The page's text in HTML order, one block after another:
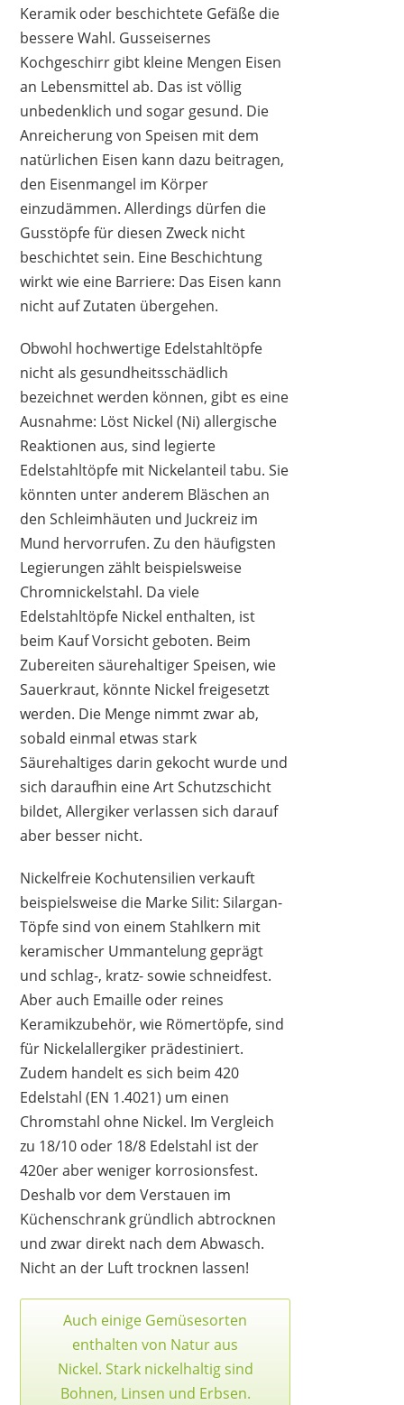
Keramik oder beschichtete Gefäße die
bessere Wahl. Gusseisernes
Kochgeschirr gibt kleine Mengen Eisen
an Lebensmittel ab. Das ist völlig
unbedenklich und sogar gesund. Die
Anreicherung von Speisen mit dem
natürlichen Eisen kann dazu beitragen,
den Eisenmangel im Körper
einzudämmen. Allerdings dürfen die
Gusstöpfe für diesen Zweck nicht
beschichtet sein. Eine Beschichtung
wirkt wie eine Barriere: Das Eisen kann
nicht auf Zutaten übergehen.
Obwohl hochwertige Edelstahltöpfe
nicht als gesundheitsschädlich
bezeichnet werden können, gibt es eine
Ausnahme: Löst Nickel (Ni) allergische
Reaktionen aus, sind legierte
Edelstahltöpfe mit Nickelanteil tabu. Sie
könnten unter anderem Bläschen an
den Schleimhäuten und Juckreiz im
Mund hervorrufen. Zu den häufigsten
Legierungen zählt beispielsweise
Chromnickelstahl. Da viele
Edelstahltöpfe Nickel enthalten, ist
beim Kauf Vorsicht geboten. Beim
Zubereiten säurehaltiger Speisen, wie
Sauerkraut, könnte Nickel freigesetzt
werden. Die Menge nimmt zwar ab,
sobald einmal etwas stark
Säurehaltiges darin gekocht wurde und
sich daraufhin eine Art Schutzschicht
bildet, Allergiker verlassen sich darauf
aber besser nicht.
Nickelfreie Kochutensilien verkauft
beispielsweise die Marke Silit: Silargan-
Töpfe sind von einem Stahlkern mit
keramischer Ummantelung geprägt
und schlag-, kratz- sowie schneidfest.
Aber auch Emaille oder reines
Keramikzubehör, wie Römertöpfe, sind
für Nickelallergiker prädestiniert.
Zudem handelt es sich beim 420
Edelstahl (EN 1.4021) um einen
Chromstahl ohne Nickel. Im Vergleich
zu 18/10 oder 18/8 Edelstahl ist der
420er aber weniger korrosionsfest.
Deshalb vor dem Verstauen im
Küchenschrank gründlich abtrocknen
und zwar direkt nach dem Abwasch.
Nicht an der Luft trocknen lassen!
Auch einige Gemüsesorten
enthalten von Natur aus
Nickel. Stark nickelhaltig sind
Bohnen, Linsen und Erbsen.